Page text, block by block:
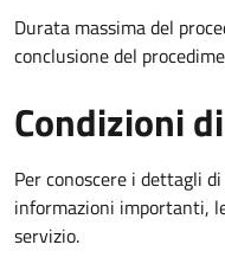
Durata massima del
conclusione del
Condizioni
Per conoscere i dettagli
informazioni importanti,
servizio.